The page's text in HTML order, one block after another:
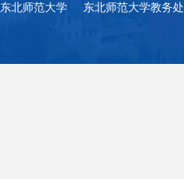
东北师范大学
东北师范大学教务处